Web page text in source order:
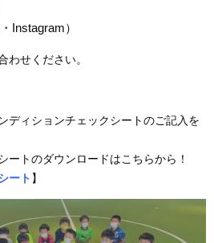
Instagram）
わせください。
ディションチェックシートのご記入を
トのダウンロードはこちらから！
ート 】